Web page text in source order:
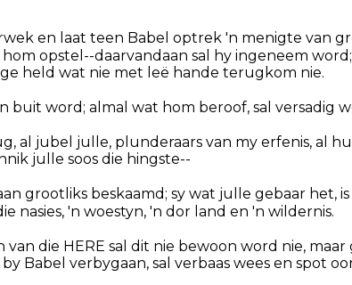
en laat teen Babel optrek 'n menigte van
opstel--daarvandaan sal hy ingeneem
held wat nie met leë hande terugkom nie.
buit word; almal wat hom beroof, sal versadig
al jubel julle, plunderaars van my erfenis, al
julle soos die hingste--
grootliks beskaamd; sy wat julle gebaar het, is
nasies, 'n woestyn, 'n dor land en 'n wildernis.
van die HERE sal dit nie bewoon word nie,
Babel verbygaan, sal verbaas wees en spot